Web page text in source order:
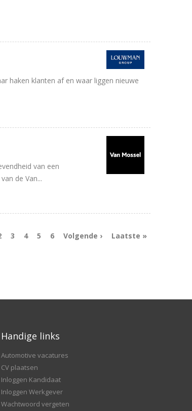
haken klanten af en waar liggen nieuwe
van een
de Van...
3 4 5 6 Volgende › Laatste »
Handige links
Automotive vacatures
CV plaatsen
Inloggen Kandidaat
Inloggen Werkgever
Wachtwoord vergeten